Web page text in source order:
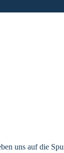
uns auf die